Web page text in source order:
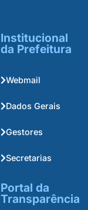
Institucional
da Prefeitura
Webmail
Dados Gerais
Gestores
Secretarias
Portal da
Transparência